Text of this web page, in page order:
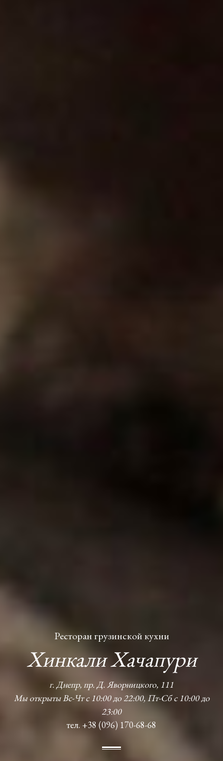
Ресторан грузинской кухни
Хинкали Хачапури
г. Днепр, пр. Д. Яворницкого, 111
Мы открыты Вс-Чт с 10:00 до 22:00, Пт-Сб с 10:00 до
23:00
тел. +38 (096) 170-68-68